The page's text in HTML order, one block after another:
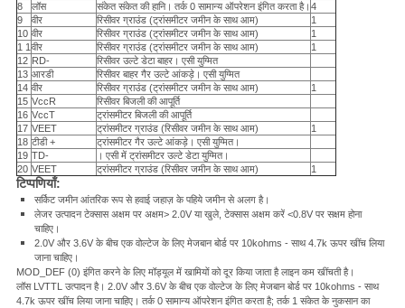
8
लॉस संकेत संकेत की हानि। तर्क 0 सामान्य ऑपरेशन इंगित करता है। 4
9
वीर रिसीवर ग्राउंड (ट्रांसमीटर जमीन के साथ आम)
1
10 वीर रिसीवर ग्राउंड (ट्रांसमीटर जमीन के साथ आम)
1
1 1वीर रिसीवर ग्राउंड (ट्रांसमीटर जमीन के साथ आम)
1
12 RD- रिसीवर उल्टे डेटा बाहर। एसी युग्मित
13 आरडी रिसीवर बाहर गैर उल्टे आंकड़े। एसी युग्मित
14 वीर रिसीवर ग्राउंड (ट्रांसमीटर जमीन के साथ आम)
1
15 VccR
रिसीवर बिजली की आपूर्ति
16 VccT
ट्रांसमीटर बिजली की आपूर्ति
17 VEET ट्रांसमीटर ग्राउंड (रिसीवर जमीन के साथ आम)
1
18 टीडी +
ट्रांसमीटर गैर उल्टे आंकड़े। एसी युग्मित।
19 TD-
। एसी में ट्रांसमीटर उल्टे डेटा युग्मित।
20 VEET ट्रांसमीटर ग्राउंड (रिसीवर जमीन के साथ आम) 1
टिप्पणियाँ:
सर्किट जमीन आंतरिक रूप से हवाई जहाज़ के पहिये जमीन से अलग है।
लेजर उत्पादन टेक्सास अक्षम पर अक्षम> 2.0V या खुले, टेक्सास अक्षम करें <0.8V पर सक्षम होना
चाहिए।
2.0V और 3.6V के बीच एक वोल्टेज के लिए मेजबान बोर्ड पर 10kohms - साथ 4.7k ऊपर खींच लिया
जाना चाहिए।
MOD_DEF (0) इंगित करने के लिए मॉड्यूल में खामियों को दूर किया जाता है लाइन कम खींचती है।
लॉस LVTTL उत्पादन है। 2.0V और 3.6V के बीच एक वोल्टेज के लिए मेजबान बोर्ड पर 10kohms - साथ
4.7k ऊपर खींच लिया जाना चाहिए। तर्क 0 सामान्य ऑपरेशन इंगित करता है; तर्क 1 संकेत के नुकसान का